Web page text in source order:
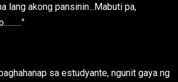
lang akong pansinin...Mabuti pa,
sa estudyante, ngunit gaya ng